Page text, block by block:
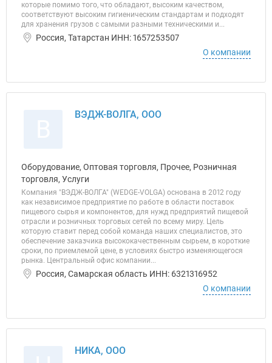
которые помимо того, что обладают, высоким качеством,
соответствуют высоким гигиеническим стандартам и подходят
для хранения грузов с самыми разными техническими и...
Россия, Татарстан ИНН: 1657253507
О компании
ВЭДЖ-ВОЛГА, ООО
Оборудование, Оптовая торговля, Прочее, Розничная
торговля, Услуги
Компания "ВЭДЖ-ВОЛГА" (WEDGE-VOLGA) основана в 2012 году
как независимое предприятие по работе в области поставок
пищевого сырья и компонентов, для нужд предприятий пищевой
отрасли и розничных торговых сетей по всему миру. Цель
которую ставит перед собой команда наших специалистов, это
обеспечение заказчика высококачественным сырьем, в короткие
сроки, по приемлемой цене, в условиях быстро изменяющегося
рынка. Центральный офис компании...
Россия, Самарская область ИНН: 6321316952
О компании
НИКА, ООО